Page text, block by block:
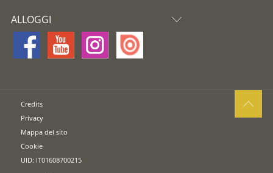
ALLOGGI
Credits
Privacy
Mappa del sito
Cookie
UID: IT01608700215